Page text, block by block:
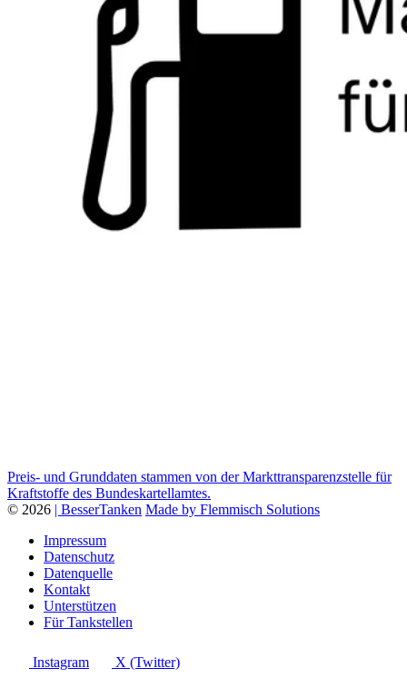
Preis- und Grunddaten stammen von der Markttransparenzstelle für
Kraftstoffe des Bundeskartellamtes.
© 2026 | BesserTanken Made by Flemmisch Solutions
Impressum
Datenschutz
Datenquelle
Kontakt
Unterstützen
Für Tankstellen
Instagram X (Twitter)